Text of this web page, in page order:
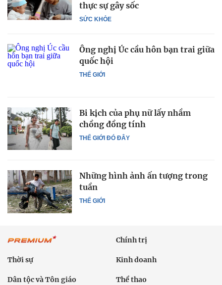
SỨC KHỎE
thực sự gây sốc
THẾ GIỚI
Ông nghị Úc cầu hôn bạn trai giữa
quốc hội
THẾ GIỚI ĐÓ ĐÂY
Bi kịch của phụ nữ lấy nhầm
chồng đồng tính
THẾ GIỚI
Những hình ảnh ấn tượng trong
tuần
Chính trị
Thời sự Kinh doanh
Dân tộc và Tôn giáo Thể thao